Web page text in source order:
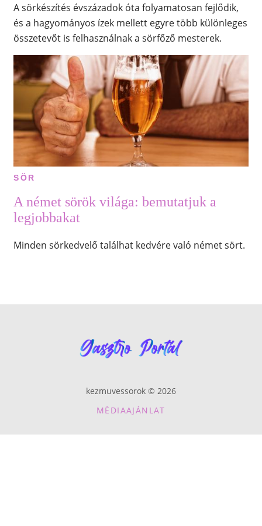
A sörkészítés évszázadok óta folyamatosan fejlődik,
és a hagyományos ízek mellett egyre több különleges
összetevőt is felhasználnak a sörfőző mesterek.
SÖR
A német sörök világa: bemutatjuk a
legjobbakat
Minden sörkedvelő találhat kedvére való német sört.
kezmuvessorok © 2026
MÉDIAAJÁNLAT